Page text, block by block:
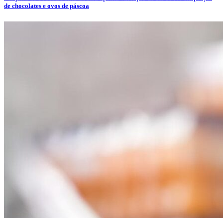
de chocolates e ovos de páscoa